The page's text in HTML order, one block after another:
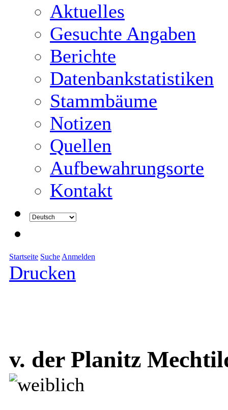
Aktuelles
Gesuchte Angaben
Berichte
Datenbankstatistiken
Stammbäume
Notizen
Quellen
Aufbewahrungsorte
Kontakt
Startseite Suche Anmelden
Drucken
v. der Planitz